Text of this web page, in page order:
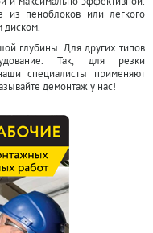
и максимально эффективной.
из пеноблоков или легкого
диском.
глубины. Для других типов
Так, для резки
специалисты применяют
демонтаж у нас!